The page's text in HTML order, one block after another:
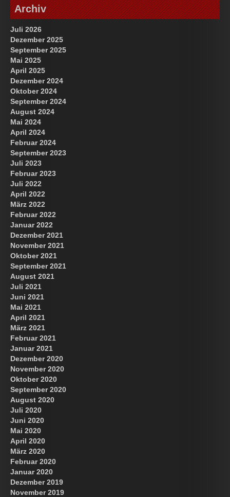
Archiv
Juli 2026
Dezember 2025
September 2025
Mai 2025
April 2025
Dezember 2024
Oktober 2024
September 2024
August 2024
Mai 2024
April 2024
Februar 2024
September 2023
Juli 2023
Februar 2023
Juli 2022
April 2022
März 2022
Februar 2022
Januar 2022
Dezember 2021
November 2021
Oktober 2021
September 2021
August 2021
Juli 2021
Juni 2021
Mai 2021
April 2021
März 2021
Februar 2021
Januar 2021
Dezember 2020
November 2020
Oktober 2020
September 2020
August 2020
Juli 2020
Juni 2020
Mai 2020
April 2020
März 2020
Februar 2020
Januar 2020
Dezember 2019
November 2019